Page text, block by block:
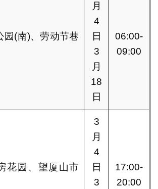
园(南)、劳动节巷
月
4
日
3
月
18
日
06:00-
09:00
花园、望厦山市
3
月
4
日
3
17:00-
20:00